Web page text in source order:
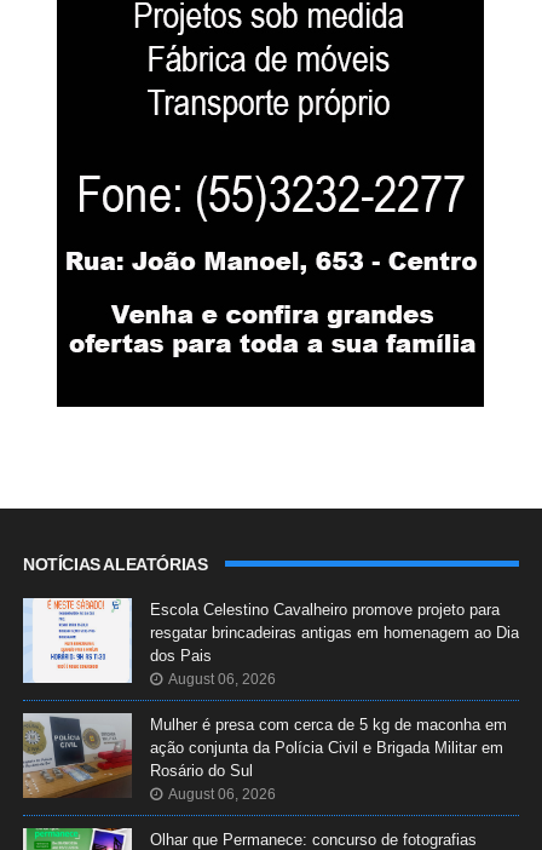
NOTÍCIAS ALEATÓRIAS
Escola Celestino Cavalheiro promove projeto para
resgatar brincadeiras antigas em homenagem ao Dia
dos Pais
August 06, 2026
Mulher é presa com cerca de 5 kg de maconha em
ação conjunta da Polícia Civil e Brigada Militar em
Rosário do Sul
August 06, 2026
Olhar que Permanece: concurso de fotografias